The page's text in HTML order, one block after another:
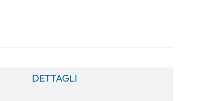
DETTAGLI